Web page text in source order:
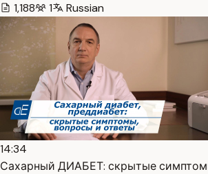
1,188
1 Russian
14:34
Сахарный ДИАБЕТ: скрытые